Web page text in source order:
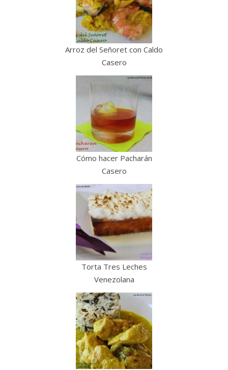
Arroz del Señoret con Caldo
Casero
Cómo hacer Pacharán
Casero
Torta Tres Leches
Venezolana